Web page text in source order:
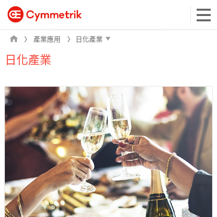
產業應用
日化產業